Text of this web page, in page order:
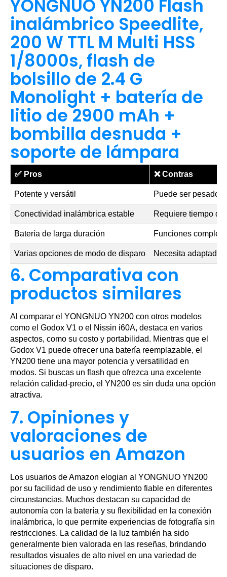
YONGNUO YN200 Flash
inalámbrico Speedlite,
200 W TTL M Multi HSS
1/8000s, flash de
bolsillo de 2.4 G
Monolight + batería de
litio de 2900 mAh +
bombilla desnuda +
soporte de lámpara
✅ Pros ❌Contras
Potente y versátil Puede ser pesado
Conectividad inalámbrica estable Requiere tiempo de
Batería de larga duración Funciones
Varias opciones de modo de disparo Necesita
6. Comparativa con
productos similares
Al comparar el YONGNUO YN200 con otros modelos
como el Godox V1 o el Nissin i60A, destaca en varios
aspectos, como su costo y portabilidad. Mientras que el
Godox V1 puede ofrecer una batería reemplazable, el
YN200 tiene una mayor potencia y versatilidad en
modos. Si buscas un flash que ofrezca una excelente
relación calidad-precio, el YN200 es sin duda una opción
atractiva.
7. Opiniones y
valoraciones de
usuarios en Amazon
Los usuarios de Amazon elogian al YONGNUO YN200
por su facilidad de uso y rendimiento fiable en diferentes
circunstancias. Muchos destacan su capacidad de
autonomía con la batería y su flexibilidad en la conexión
inalámbrica, lo que permite experiencias de fotografía sin
restricciones. La calidad de la luz también ha sido
generalmente bien valorada en las reseñas, brindando
resultados visuales de alto nivel en una variedad de
situaciones de disparo.